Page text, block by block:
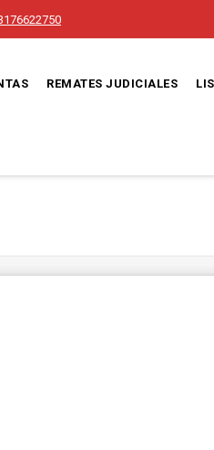
REMATES JUDICIALES